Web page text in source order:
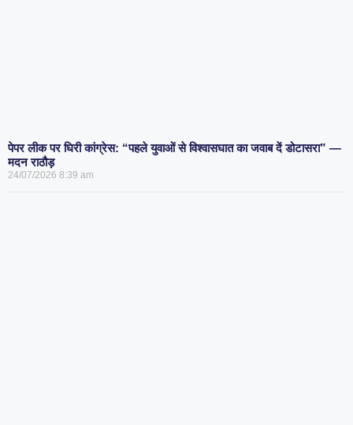
पेपर लीक पर घिरी कांग्रेस: “पहले युवाओं से विश्वासघात का जवाब दें डोटासरा” —
मदन राठौड़
24/07/2026 8:39 am